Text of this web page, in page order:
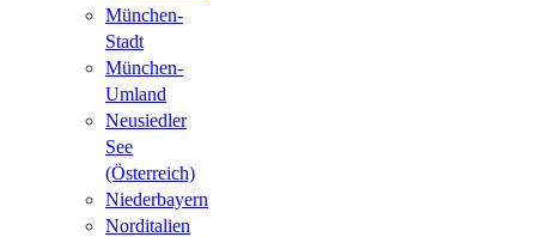
München-
Stadt
München-
Umland
Neusiedler
See
(Österreich)
Niederbayern
Norditalien